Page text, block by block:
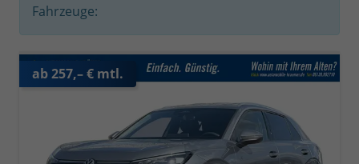
Fahrzeuge:
ab 257,– € mtl.